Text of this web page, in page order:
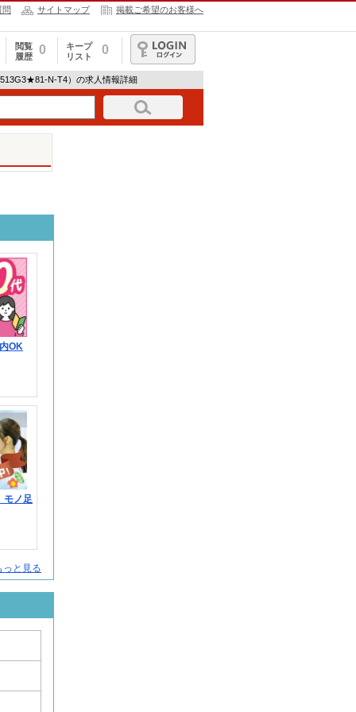
問 サイトマップ 掲載ご希望のお客様へ
閲覧
履歴
0
キープ
リスト
0
ログイン
N-T4）の求人情報詳細
OK
モノ足
と見る